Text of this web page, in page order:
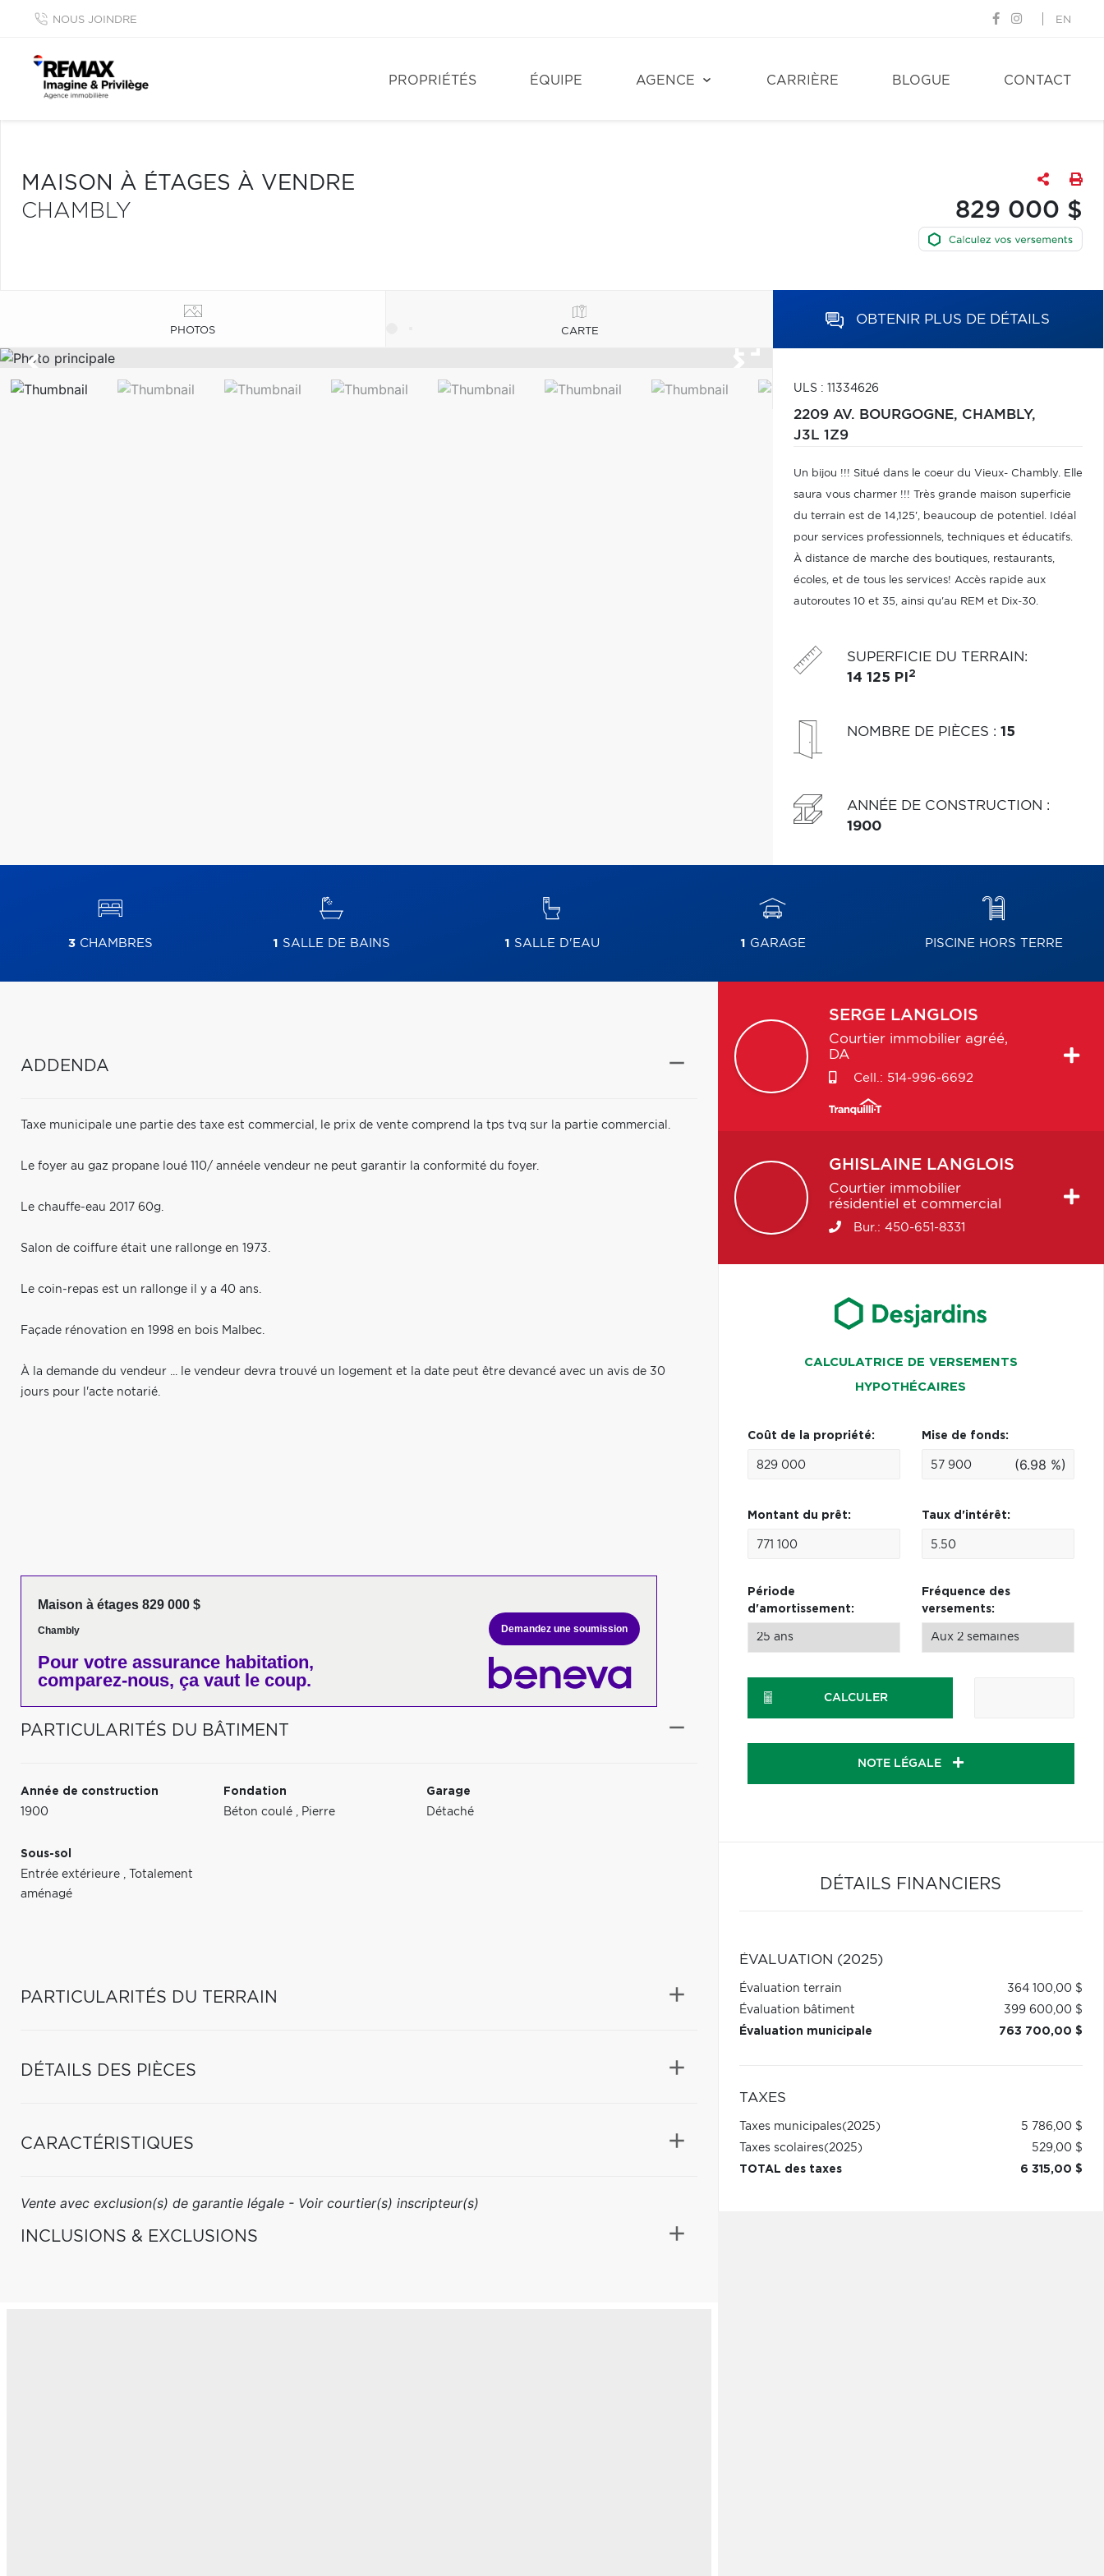
NOUS JOINDRE EN
PROPRIÉTÉS ÉQUIPE AGENCE CARRIÈRE BLOGUE CONTACT
MAISON À ÉTAGES À VENDRE
CHAMBLY
829 000 $
PHOTOS CARTE
OBTENIR PLUS DE DÉTAILS
ULS : 11334626
2209 AV. BOURGOGNE, CHAMBLY,
J3L 1Z9
Un bijou !!! Situé dans le coeur du Vieux- Chambly. Elle
saura vous charmer !!! Très grande maison superficie
du terrain est de 14,125', beaucoup de potentiel. Idéal
pour services professionnels, techniques et éducatifs.
À distance de marche des boutiques, restaurants,
écoles, et de tous les services! Accès rapide aux
autoroutes 10 et 35, ainsi qu'au REM et Dix-30.
SUPERFICIE DU TERRAIN:
14 125 PI 2
NOMBRE DE PIÈCES : 15
ANNÉE DE CONSTRUCTION :
1900
3CHAMBRES 1 SALLE DE BAINS 1 SALLE D'EAU 1 GARAGE PISCINE HORS TERRE
ADDENDA
Taxe municipale une partie des taxe est commercial, le prix de vente comprend la tps tvq sur la partie commercial.
Le foyer au gaz propane loué 110/ annéele vendeur ne peut garantir la conformité du foyer.
Le chauffe-eau 2017 60g.
Salon de coiffure était une rallonge en 1973.
Le coin-repas est un rallonge il y a 40 ans.
Façade rénovation en 1998 en bois Malbec.
À la demande du vendeur ... le vendeur devra trouvé un logement et la date peut être devancé avec un avis de 30
jours pour l'acte notarié.
Maison à étages 829 000 $
Chambly
Pour votre assurance habitation,
comparez-nous, ça vaut le coup.
Demandez une soumission
PARTICULARITÉS DU BÂTIMENT
Année de construction
1900
Fondation
Béton coulé , Pierre
Garage
Détaché
Sous-sol
Entrée extérieure ,
Totalement
aménagé
PARTICULARITÉS DU TERRAIN
DÉTAILS DES PIÈCES
CARACTÉRISTIQUES
Vente avec exclusion(s) de garantie légale - Voir courtier(s) inscripteur(s)
INCLUSIONS & EXCLUSIONS
SERGE LANGLOIS
Courtier immobilier agréé,
DA
Cell.: 514-996-6692
GHISLAINE LANGLOIS
Courtier immobilier
résidentiel et commercial
Bur.: 450-651-8331
CALCULATRICE DE VERSEMENTS
HYPOTHÉCAIRES
Coût de la propriété: Mise de fonds:
(6.98 %)
Montant du prêt: Taux d'intérêt:
Période
d'amortissement:
Fréquence des
versements:
CALCULER
NOTE LÉGALE
DÉTAILS FINANCIERS
ÉVALUATION (2025)
Évaluation terrain
364 100,00 $
Évaluation bâtiment
399 600,00 $
Évaluation municipale
763 700,00 $
TAXES
Taxes municipales(2025)
5 786,00 $
Taxes scolaires(2025)
529,00 $
TOTAL des taxes
6 315,00 $